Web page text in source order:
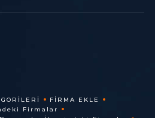
FIRMA EKLE
Firmalar